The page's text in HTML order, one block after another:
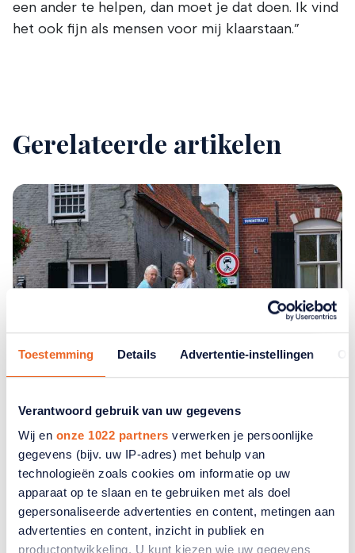
Toestemming Details Advertentie-instellingen
Verantwoord gebruik van uw gegevens
Wij en onze 1022 partners verwerken je persoonlijke
gegevens (bijv. uw IP-adres) met behulp van
technologieën zoals cookies om informatie op uw
apparaat op te slaan en te gebruiken met als doel
gepersonaliseerde advertenties en content, metingen aan
advertenties en content, inzicht in publiek en
productontwikkeling. U kunt kiezen wie uw gegevens
een ander te helpen, dan moet je dat doen. Ik vind
het ook fijn als mensen voor mij klaarstaan.”
Gerelateerde artikelen
Iedereen in Oirschot kent Ine
Vrijwilliger Ine Willems helpt al meer dan 50 jaar
anderen in Oirschot. Haar verhaal laat zien hoe ouderen
het verschil maken in hun omgeving.